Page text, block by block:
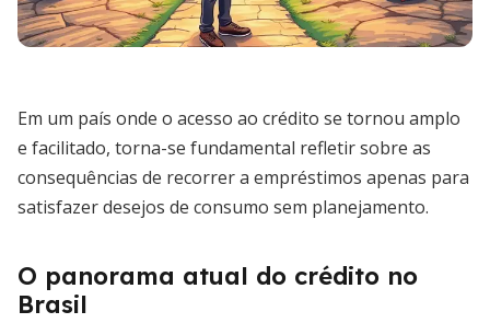
Em um país onde o acesso ao crédito se tornou amplo
e facilitado, torna-se fundamental refletir sobre as
consequências de recorrer a empréstimos apenas para
satisfazer desejos de consumo sem planejamento.
O panorama atual do crédito no
Brasil